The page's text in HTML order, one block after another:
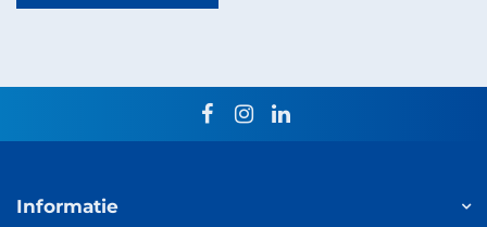
facebookinstagram
linkedin
Informatie